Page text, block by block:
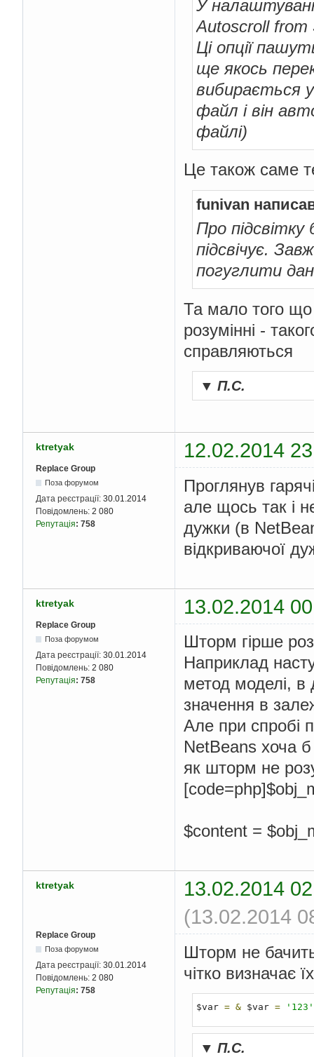
У
Autoscroll
Ці опції
ще якось
вибирається
файл і він
файлі)
Це також саме
funivan
Про
підсвічує.
погуглити
Та мало того
розумінні -
справляються
▼ П.С.
ktretyak 12.02.2014
Replace Group
Поза форумом
Дата реєстрації: 30.01.2014
Повідомлень: 2 080
Репутація: 758
Проглянув
але щось так і
дужки (в
відкриваючої
ktretyak 13.02.2014
Replace Group
Поза форумом
Дата реєстрації: 30.01.2014
Повідомлень: 2 080
Репутація: 758
Шторм гірше
Наприклад
метод моделі, в
значення в
Але при спробі
NetBeans хоча
як шторм не
$content =
ktretyak
13.02.2014
(13.02.2014
Replace Group
Поза форумом
Дата реєстрації: 30.01.2014
Повідомлень: 2 080
Репутація: 758
Шторм не
чітко визначає
$var = & $var = '123'
▼ П.С.